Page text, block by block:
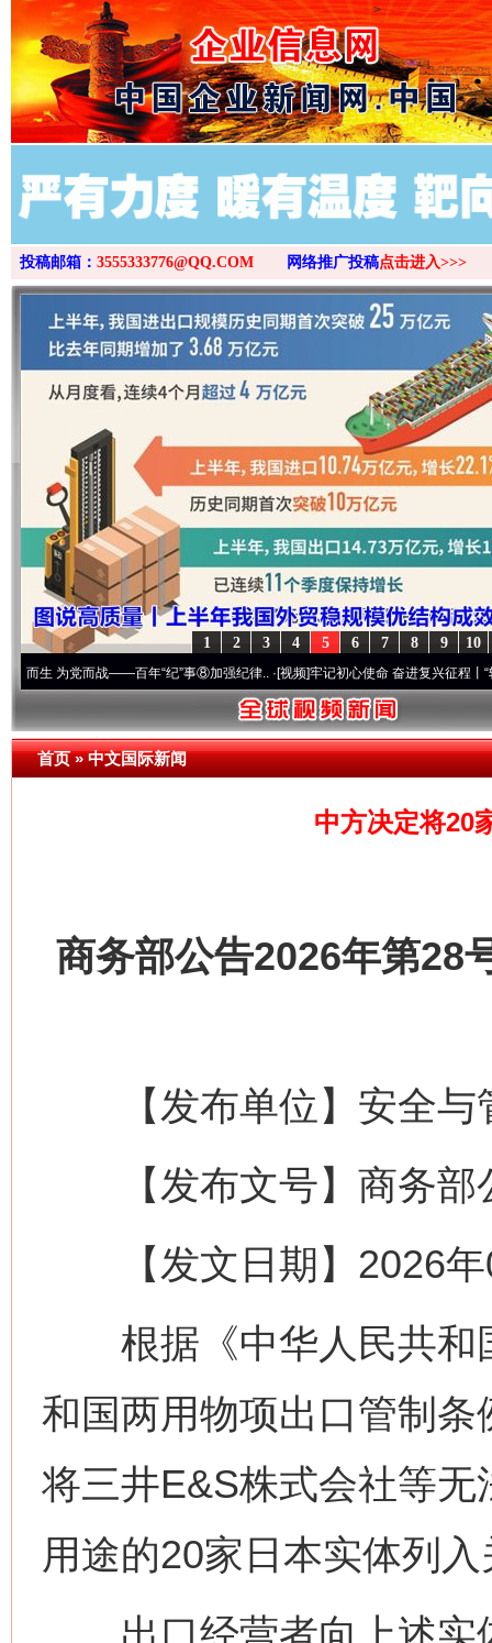
>
投稿邮箱： 3555333776@QQ.COM 网络推广投稿点击进入>>>
10
9
8
7
6
5
4
3
2
1
党而战——百年“纪”事⑧加强纪律..·[视频]牢记初心使命 奋进复兴征程丨“转折之城”
首页»中文国际新闻
中方决定将20
商务部公告2026年第28
【发布单位】安全与
【发布文号】商务部
【发文日期】2026年
根据《中华人民共和
和国两用物项出口管制
将三井E&S株式会社等
用途的20家日本实体列
出口经营者向上述实